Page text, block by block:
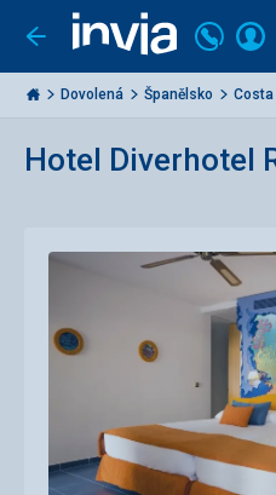
Jít
zpět
Invia.cz
Volejte
226
000
284
Dovolená Španělsko
Hotel Diverhotel